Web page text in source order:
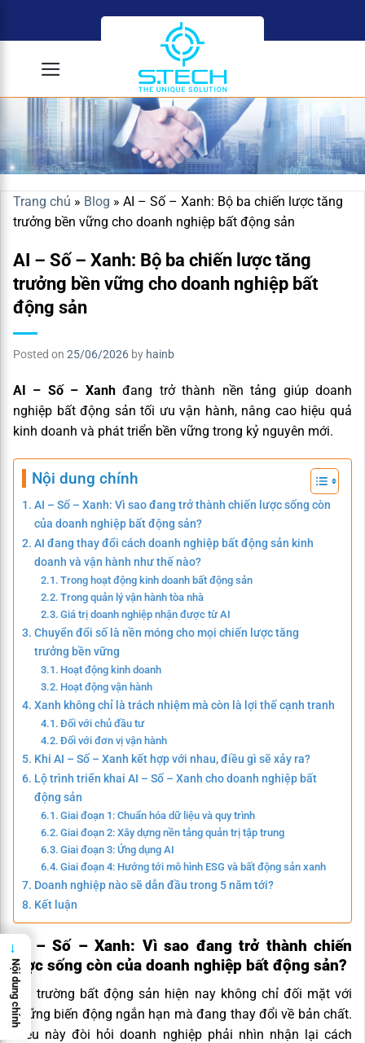
Trang chủ » Blog » AI – Số – Xanh: Bộ ba chiến lược tăng
trưởng bền vững cho doanh nghiệp bất động sản
AI – Số – Xanh: Bộ ba chiến lược tăng
trưởng bền vững cho doanh nghiệp bất
động sản
Posted on 25/06/2026 by hainb
AI – Số – Xanhđang trở thành nền tảng giúp doanh
nghiệp bất động sản tối ưu vận hành, nâng cao hiệu quả
kinh doanh và phát triển bền vững trong kỷ nguyên mới.
Nội dung chính
AI – Số – Xanh: Vì sao đang trở thành chiến lược sống còn
của doanh nghiệp bất động sản?
AI đang thay đổi cách doanh nghiệp bất động sản kinh
doanh và vận hành như thế nào?
Trong hoạt động kinh doanh bất động sản
Trong quản lý vận hành tòa nhà
Giá trị doanh nghiệp nhận được từ AI
Chuyển đổi số là nền móng cho mọi chiến lược tăng
trưởng bền vững
Hoạt động kinh doanh
Hoạt động vận hành
Xanh không chỉ là trách nhiệm mà còn là lợi thế cạnh tranh
Đối với chủ đầu tư
Đối với đơn vị vận hành
Khi AI – Số – Xanh kết hợp với nhau, điều gì sẽ xảy ra?
Lộ trình triển khai AI – Số – Xanh cho doanh nghiệp bất
động sản
Giai đoạn 1: Chuẩn hóa dữ liệu và quy trình
Giai đoạn 2: Xây dựng nền tảng quản trị tập trung
Giai đoạn 3: Ứng dụng AI
Giai đoạn 4: Hướng tới mô hình ESG và bất động sản xanh
Doanh nghiệp nào sẽ dẫn đầu trong 5 năm tới?
Kết luận
AI – Số – Xanh: Vì sao đang trở thành chiến
lược sống còn của doanh nghiệp bất động sản?
Thị trường bất động sản hiện nay không chỉ đối mặt với
những biến động ngắn hạn mà đang thay đổi về bản chất.
Điều này đòi hỏi doanh nghiệp phải nhìn nhận lại cách
→
Nội dung chính